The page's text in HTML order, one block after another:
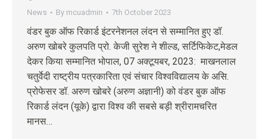
News By mcuadmin 7th October 2023
वंडर बुक ऑफ रिकार्ड इंटरनेशनल लंदन से सम्मानित हुए डॉ.
अरुण खोबरे कुलपति प्रो. केजी सुरेश ने शील्ड, सर्टिफिकेट,मेडल
देकर किया सम्मानित भोपाल, 07 अक्टूयबर, 2023: माखनलाल
चतुर्वेदी राष्ट्रीय पत्रकारिता एवं संचार विश्वविद्यालय के असि.
प्रोफेसर डॉ. अरुण खोबरे (अरुण अज्ञानी) को वंडर बुक ऑफ
रिकार्ड लंदन (यूके) द्वारा विश्व की सबसे बड़ी श्रीरामचरित
मानस…